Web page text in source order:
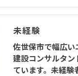
未経験
佐世保市で幅広い
建設コンサルタ
ています。未経